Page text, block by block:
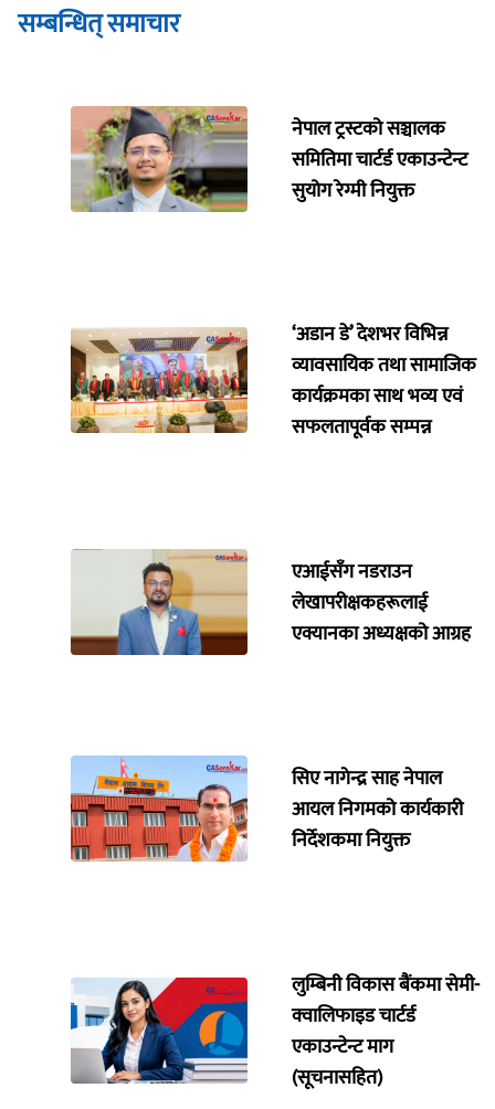
सम्बन्धित् समाचार
नेपाल ट्रस्टको सञ्चालक
समितिमा चार्टर्ड एकाउन्टेन्ट
सुयोग रेग्मी नियुक्त
‘अडान डे’ देशभर विभिन्न
व्यावसायिक तथा सामाजिक
कार्यक्रमका साथ भव्य एवं
सफलतापूर्वक सम्पन्न
एआईसँग नडराउन
लेखापरीक्षकहरूलाई
एक्यानका अध्यक्षको आग्रह
सिए नागेन्द्र साह नेपाल
आयल निगमको कार्यकारी
निर्देशकमा नियुक्त
लुम्बिनी विकास बैंकमा सेमी-
क्वालिफाइड चार्टर्ड
एकाउन्टेन्ट माग
(सूचनासहित)